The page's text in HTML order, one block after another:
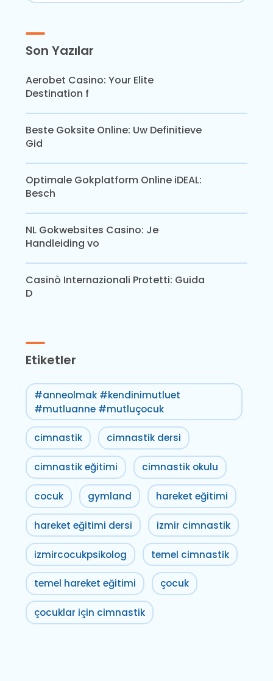
Son Yazılar
Aerobet Casino: Your Elite
Destination f
Beste Goksite Online: Uw Definitieve
Gid
Optimale Gokplatform Online iDEAL:
Besch
NL Gokwebsites Casino: Je
Handleiding vo
Casinò Internazionali Protetti: Guida
D
Etiketler
#anneolmak #kendinimutluet
#mutluanne #mutluçocuk
cimnastik cimnastik dersi
cimnastik eğitimi cimnastik okulu
cocuk gymland hareket eğitimi
hareket eğitimi dersi izmir cimnastik
izmircocukpsikolog temel cimnastik
temel hareket eğitimi çocuk
çocuklar için cimnastik